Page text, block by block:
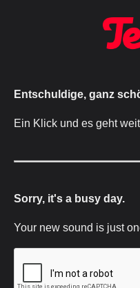
Entschuldige, ganz
Ein Klick und es geht
Sorry, it's a busy day.
Your new sound is just